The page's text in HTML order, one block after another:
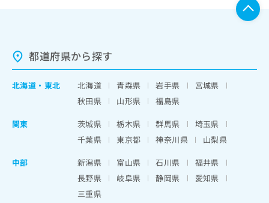
都道府県から探す
北海道 ・ 東北 北海道 青森県 岩手県
宮城県
秋田県
山形県
福島県
関東
茨城県 栃木県 群馬県
埼玉県
千葉県
東京都 神奈川県
山梨県
中部
新潟県 富山県 石川県
福井県
長野県
岐阜県 静岡県
愛知県
三重県